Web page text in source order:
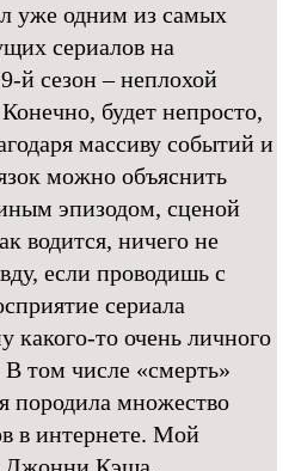
уже одним из самых
сериалов на
й сезон – неплохой
будет непросто,
массиву событий и
можно объяснить
эпизодом, сценой
водится, ничего не
если проводишь с
сериала
какого-то очень личного
том числе «смерть»
породила множество
в интернете. Мой